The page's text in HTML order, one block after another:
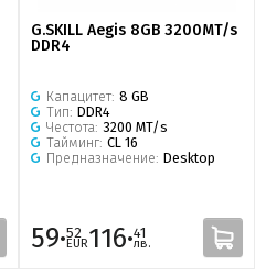
G.SKILL Aegis 8GB 3200MT/s
DDR4
Капацитет: 8 GB
Тип: DDR4
Честота: 3200 MT/s
Тайминг: CL 16
Предназначение: Desktop
59·52
EUR116·41
лв.